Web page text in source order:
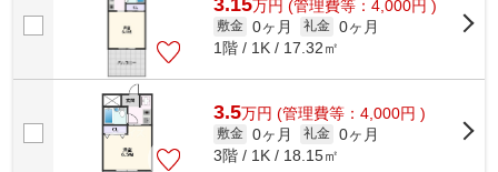
万円 (管理費等：4,000円 )
敷金 0ヶ月 礼金 0ヶ月
1階 / 1K / 17.32㎡
3.5万円 (管理費等：4,000円 )
敷金 0ヶ月 礼金 0ヶ月
3階 / 1K / 18.15㎡